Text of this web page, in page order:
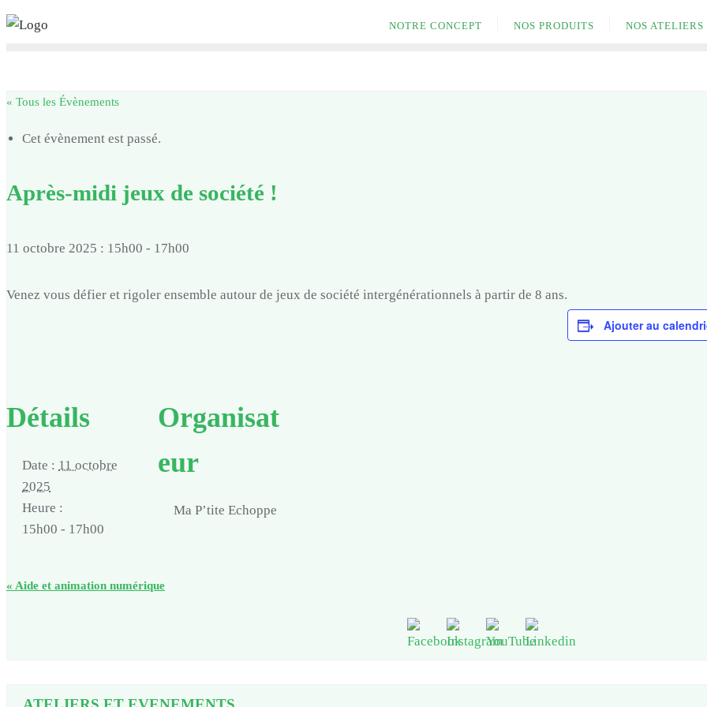
Skip
NOTRE CONCEPT NOS PRODUITS NOS ATELIERS
« Tous les Évènements
Cet évènement est passé.
Après-midi jeux de société !
11 octobre 2025 : 15h00 - 17h00
Venez vous défier et rigoler ensemble autour de jeux de société intergénérationnels à partir de 8 ans.
Ajouter au
Détails
Date : 11 octobre
2025
Heure :
15h00 - 17h00
Organisat
eur
Ma P’tite Echoppe
« Aide et animation numérique